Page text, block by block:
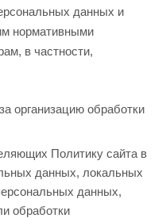
данных и
нормативными
в частности,
организацию обработки
Политику сайта в
данных, локальных
данных,
обработки